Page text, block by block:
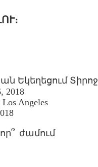
Եկեղեցում Տիրոջ
Los Angeles
ժամում